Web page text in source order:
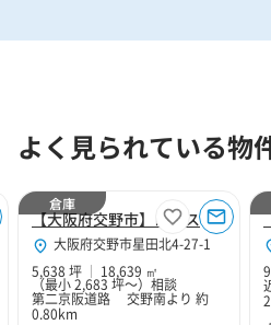
よく見られている物
【大阪府交野市】ロジスクエア大阪交野
大阪府交野市星田北4-27-1
5,638 坪
18,639 ㎡
（最小 2,683 坪～） 相談
第二京阪道路 交野南より 約
0.80km
倉庫